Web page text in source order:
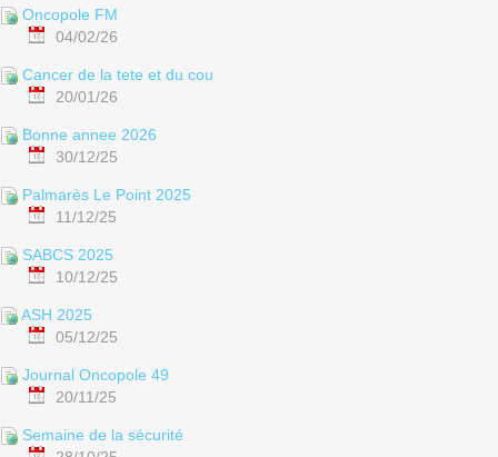
Oncopole FM
04/02/26
Cancer de la tete et du cou
20/01/26
Bonne annee 2026
30/12/25
Palmarès Le Point 2025
11/12/25
SABCS 2025
10/12/25
ASH 2025
05/12/25
Journal Oncopole 49
20/11/25
Semaine de la sécurité